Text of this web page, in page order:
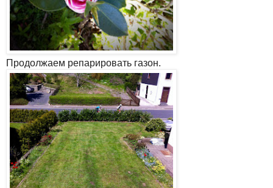
Продолжаем репарировать газон.